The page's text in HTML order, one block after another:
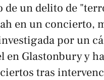
de un delito de
en un concierto,
por un
en Glastonbury y
tras